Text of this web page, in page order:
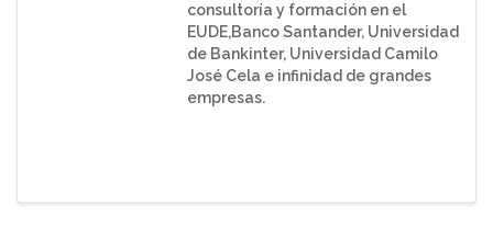
consultoría y formación en el
EUDE,Banco Santander, Universidad
de Bankinter, Universidad Camilo
José Cela e infinidad de grandes
empresas.